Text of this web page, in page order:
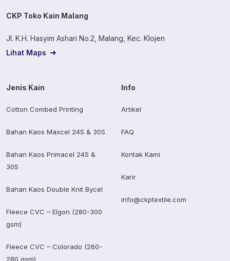
CKP Toko Kain Malang
Jl. K.H. Hasyim Ashari No.2, Malang, Kec. Klojen
Lihat Maps
Jenis Kain
Cotton Combed Printing
Bahan Kaos Maxcel 24S & 30S
Bahan Kaos Primacel 24S &
30S
Bahan Kaos Double Knit Bycel
Fleece CVC – Elgon (280-300
gsm)
Fleece CVC – Colorado (260-
280 gsm)
Info
Artikel
FAQ
Kontak Kami
Karir
info@ckptextile.com